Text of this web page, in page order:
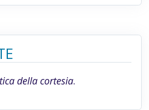
della cortesia.